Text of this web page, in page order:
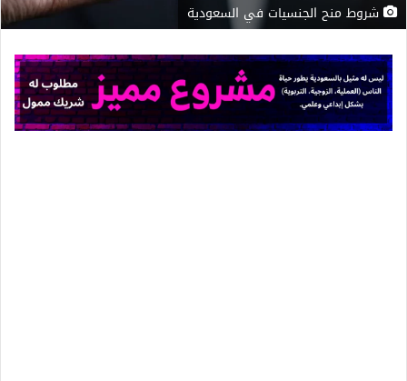
شروط منح الجنسيات في السعودية